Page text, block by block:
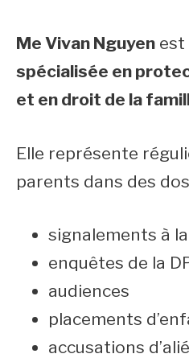
Me Vivan Nguyen est
spécialisée en
et en droit de la
Elle représente
parents dans des
signalements à la
enquêtes de la
audiences
placements
accusations